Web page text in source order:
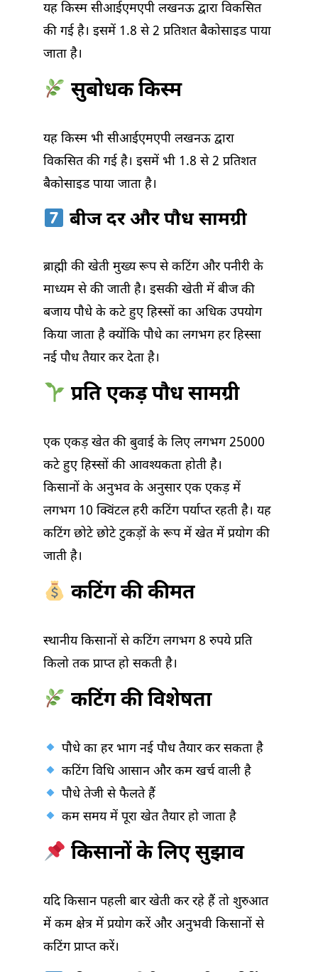
यह किस्म सीआईएमएपी लखनऊ द्वारा विकसित
की गई है। इसमें 1.8 से 2 प्रतिशत बैकोसाइड पाया
जाता है।
सुबोधक किस्म
यह किस्म भी सीआईएमएपी लखनऊ द्वारा
विकसित की गई है। इसमें भी 1.8 से 2 प्रतिशत
बैकोसाइड पाया जाता है।
बीज दर और पौध सामग्री
ब्राह्मी की खेती मुख्य रूप से कटिंग और पनीरी के
माध्यम से की जाती है। इसकी खेती में बीज की
बजाय पौधे के कटे हुए हिस्सों का अधिक उपयोग
किया जाता है क्योंकि पौधे का लगभग हर हिस्सा
नई पौध तैयार कर देता है।
प्रति एकड़ पौध सामग्री
एक एकड़ खेत की बुवाई के लिए लगभग 25000
कटे हुए हिस्सों की आवश्यकता होती है।
किसानों के अनुभव के अनुसार एक एकड़ में
लगभग 10 क्विंटल हरी कटिंग पर्याप्त रहती है। यह
कटिंग छोटे छोटे टुकड़ों के रूप में खेत में प्रयोग की
जाती है।
कटिंग की कीमत
स्थानीय किसानों से कटिंग लगभग 8 रुपये प्रति
किलो तक प्राप्त हो सकती है।
कटिंग की विशेषता
पौधे का हर भाग नई पौध तैयार कर सकता है
कटिंग विधि आसान और कम खर्च वाली है
पौधे तेजी से फैलते हैं
कम समय में पूरा खेत तैयार हो जाता है
किसानों के लिए सुझाव
यदि किसान पहली बार खेती कर रहे हैं तो शुरुआत
में कम क्षेत्र में प्रयोग करें और अनुभवी किसानों से
कटिंग प्राप्त करें।